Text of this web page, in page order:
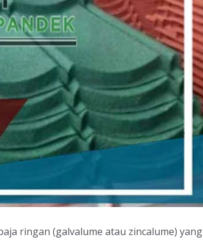
ringan (galvalume atau zincalume) yang